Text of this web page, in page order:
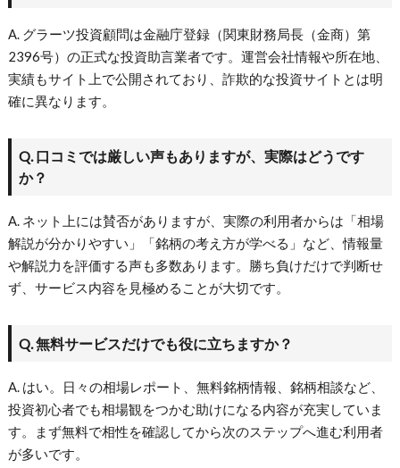
A. グラーツ投資顧問は金融庁登録（関東財務局長（金商）第
2396号）の正式な投資助言業者です。運営会社情報や所在地、
実績もサイト上で公開されており、詐欺的な投資サイトとは明
確に異なります。
Q. 口コミでは厳しい声もありますが、実際はどうです
か？
A. ネット上には賛否がありますが、実際の利用者からは「相場
解説が分かりやすい」「銘柄の考え方が学べる」など、情報量
や解説力を評価する声も多数あります。勝ち負けだけで判断せ
ず、サービス内容を見極めることが大切です。
Q. 無料サービスだけでも役に立ちますか？
A. はい。日々の相場レポート、無料銘柄情報、銘柄相談など、
投資初心者でも相場観をつかむ助けになる内容が充実していま
す。まず無料で相性を確認してから次のステップへ進む利用者
が多いです。